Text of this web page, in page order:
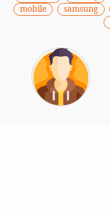
mobile
samsung